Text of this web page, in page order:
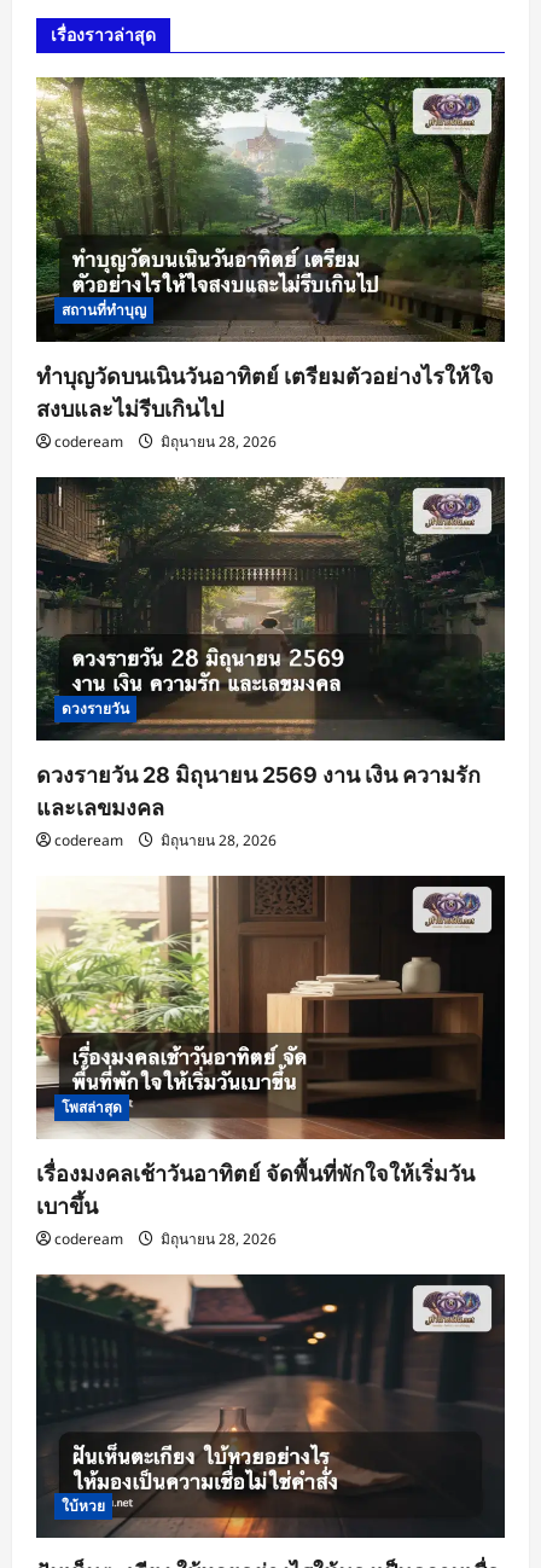
เรื่องราวล่าสุด
สถานที่ทำบุญ
ทำบุญวัดบนเนินวันอาทิตย์ เตรียมตัวอย่างไรให้ใจ
สงบและไม่รีบเกินไป
codeream มิถุนายน 28, 2026
ดวงรายวัน
ดวงรายวัน 28 มิถุนายน 2569 งาน เงิน ความรัก
และเลขมงคล
codeream มิถุนายน 28, 2026
โพสล่าสุด
เรื่องมงคลเช้าวันอาทิตย์ จัดพื้นที่พักใจให้เริ่มวัน
เบาขึ้น
codeream มิถุนายน 28, 2026
ใบ้หวย